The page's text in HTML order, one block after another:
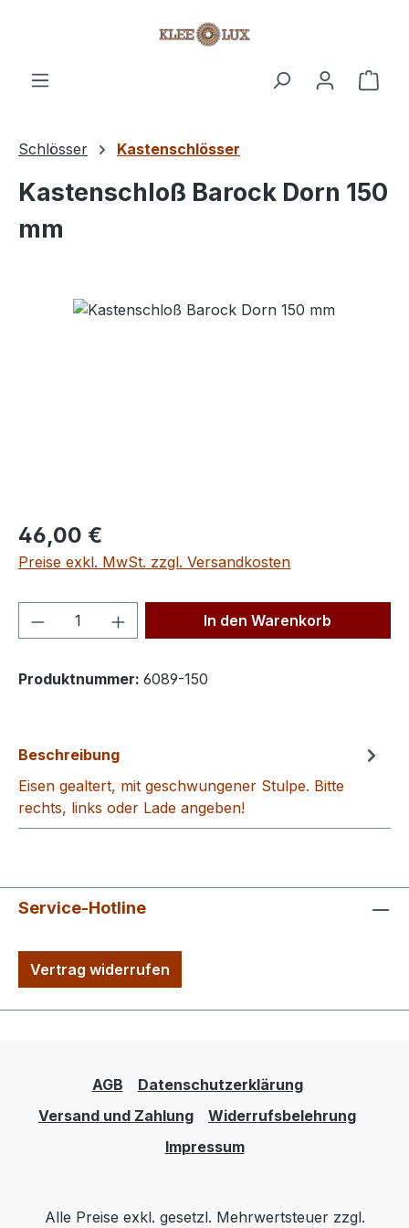
Schlösser Kastenschlösser
Kastenschloß Barock Dorn 150
mm
Regulärer Preis:
46,00 €
Preise exkl. MwSt. zzgl. Versandkosten
Produkt Anzahl: Gib denIn den Warenkorb
Produktnummer: 6089-150
Beschreibung
Eisen gealtert, mit geschwungener Stulpe. Bitte
rechts, links oder Lade angeben!
Service-Hotline
Vertrag widerrufen
AGB
Datenschutzerklärung
Versand und Zahlung
Widerrufsbelehrung
Impressum
Alle Preise exkl. gesetzl. Mehrwertsteuer zzgl.